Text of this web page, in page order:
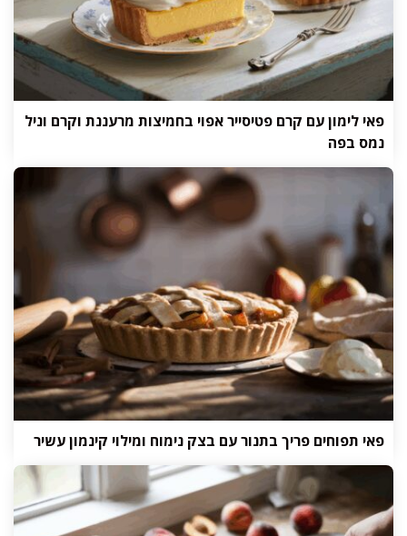
פאי לימון עם קרם פטיסייר אפוי בחמיצות מרעננת וקרם וניל
נמס בפה
פאי תפוחים פריך בתנור עם בצק נימוח ומילוי קינמון עשיר